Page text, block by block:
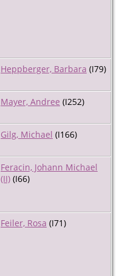
Heppberger, Barbara (I79)
Mayer, Andree (I252)
Gilg, Michael (I166)
Feracin, Johann Michael
(II) (I66)
Feiler, Rosa (I71)